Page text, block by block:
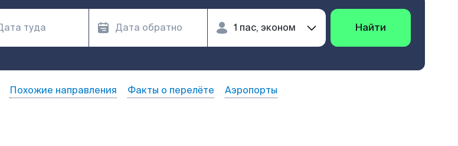
Найти
Похожие направления Факты о перелёте Аэропорты